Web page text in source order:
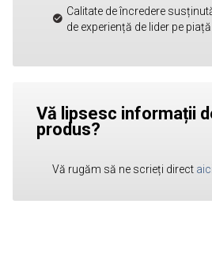
Calitate de încredere
de experiență de lider pe piață
Vă lipsesc informații
produs?
Vă rugăm să ne scrieți direct aici